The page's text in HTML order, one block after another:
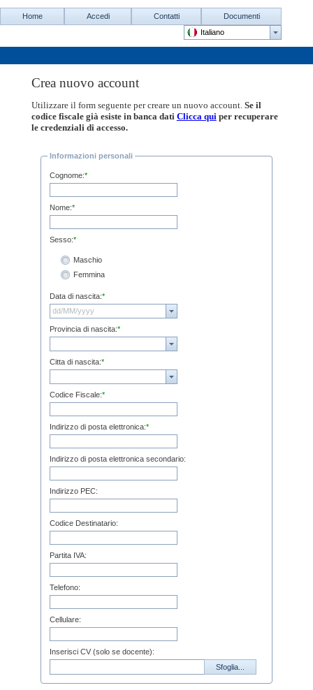
Home Accedi Contatti Documenti
Crea nuovo account
Utilizzare il form seguente per creare un nuovo account. Se il
codice fiscale già esiste in banca dati Clicca qui per recuperare
le credenziali di accesso.
Informazioni personali
Cognome:*
Nome:*
Sesso:*
Maschio
Femmina
Data di nascita:*
Provincia di nascita:*
Citta di nascita:*
Codice Fiscale:*
Indirizzo di posta elettronica:*
Indirizzo di posta elettronica secondario:
Indirizzo PEC:
Codice Destinatario:
Partita IVA:
Telefono:
Cellulare:
Inserisci CV (solo se docente):
Sfoglia...